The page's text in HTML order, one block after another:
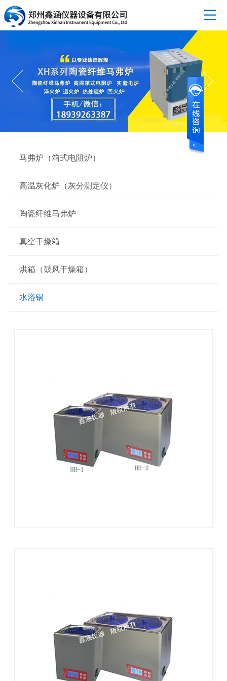
马弗炉（箱式电阻炉）
高温灰化炉（灰分测定仪）
陶瓷纤维马弗炉
真空干燥箱
烘箱（鼓风干燥箱）
水浴锅